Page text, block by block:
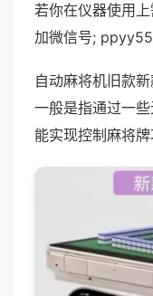
若你在仪器使用
加微信号;
自动麻将机旧款
一般是指通过一
能实现控制麻将牌